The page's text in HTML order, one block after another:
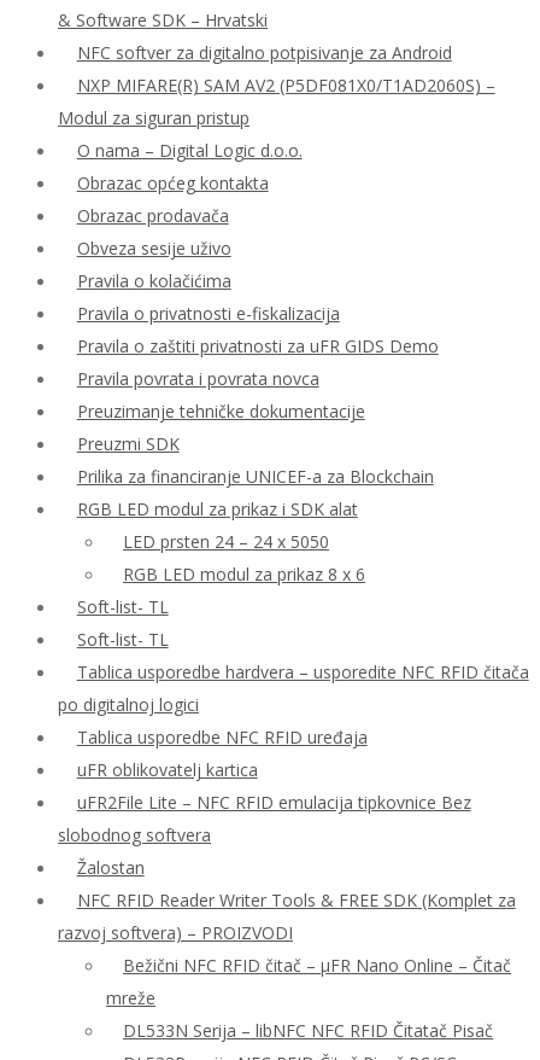
& Software SDK – Hrvatski
NFC softver za digitalno potpisivanje za Android
NXP MIFARE(R) SAM AV2 (P5DF081X0/T1AD2060S) –
Modul za siguran pristup
O nama – Digital Logic d.o.o.
Obrazac općeg kontakta
Obrazac prodavača
Obveza sesije uživo
Pravila o kolačićima
Pravila o privatnosti e-fiskalizacija
Pravila o zaštiti privatnosti za uFR GIDS Demo
Pravila povrata i povrata novca
Preuzimanje tehničke dokumentacije
Preuzmi SDK
Prilika za financiranje UNICEF-a za Blockchain
RGB LED modul za prikaz i SDK alat
LED prsten 24 – 24 x 5050
RGB LED modul za prikaz 8 x 6
Soft-list- TL
Soft-list- TL
Tablica usporedbe hardvera – usporedite NFC RFID čitača
po digitalnoj logici
Tablica usporedbe NFC RFID uređaja
uFR oblikovatelj kartica
uFR2File Lite – NFC RFID emulacija tipkovnice Bez
slobodnog softvera
Žalostan
NFC RFID Reader Writer Tools & FREE SDK (Komplet za
razvoj softvera) – PROIZVODI
Bežični NFC RFID čitač – μFR Nano Online – Čitač
mreže
DL533N Serija – libNFC NFC RFID Čitatač Pisač